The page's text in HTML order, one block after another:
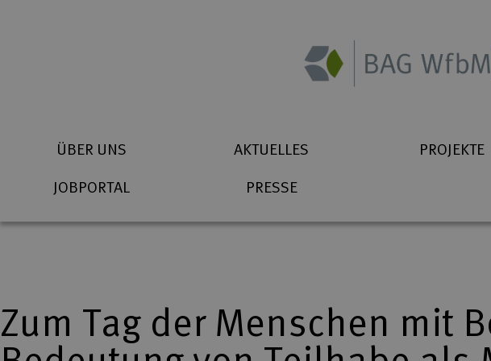
ÜBER UNS AKTUELLES PROJEKTE
JOBPORTAL
PRESSE
Zum Tag der Menschen mit